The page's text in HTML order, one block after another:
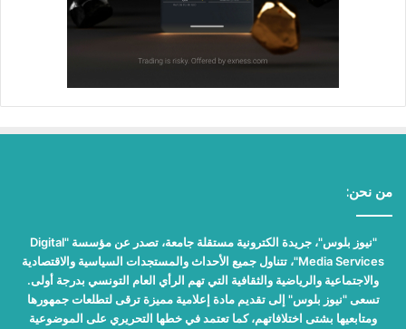
من نحن:
"نيوز بلوس"، جريدة الكترونية مستقلة جامعة، تصدر عن مؤسسة "Digital
Media Services"، تتناول جميع الأحداث والمستجدات السياسية والاقتصادية
والاجتماعية والرياضية والثقافية التي تهم الرأي العام التونسي بدرجة أولى.
تسعى "نيوز بلوس" إلى تقديم مادة إعلامية مميزة ترقى لتطلعات جمهورها
ومتابعيها بشتى اختلافاتهم، كما تعتمد في خطها التحريري على الموضوعية